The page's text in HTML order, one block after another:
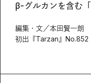
β-グルカンを含む
編集・文／本田賢一朗
初出『Tarzan』No.852